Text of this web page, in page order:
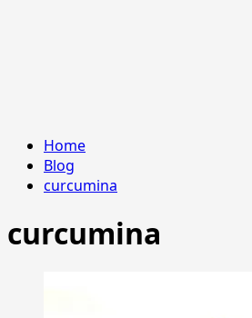
Home
Blog
curcumina
curcumina